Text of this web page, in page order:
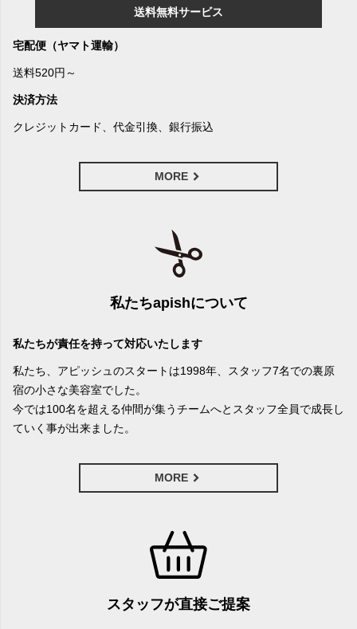
送料無料サービス
宅配便（ヤマト運輸）
送料520円～
決済方法
クレジットカード、代金引換、銀行振込
MORE
私たちapishについて
私たちが責任を持って対応いたします
私たち、アピッシュのスタートは1998年、スタッフ7名での裏原
宿の小さな美容室でした。
今では100名を超える仲間が集うチームへとスタッフ全員で成長し
ていく事が出来ました。
MORE
スタッフが直接ご提案